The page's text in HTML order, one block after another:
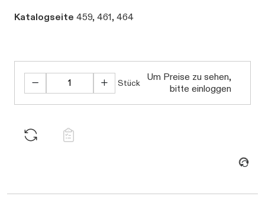
Katalogseite 459, 461, 464
Stück
Um Preise zu sehen,
bitte einloggen
Daten werden geladen. Bitte warten...